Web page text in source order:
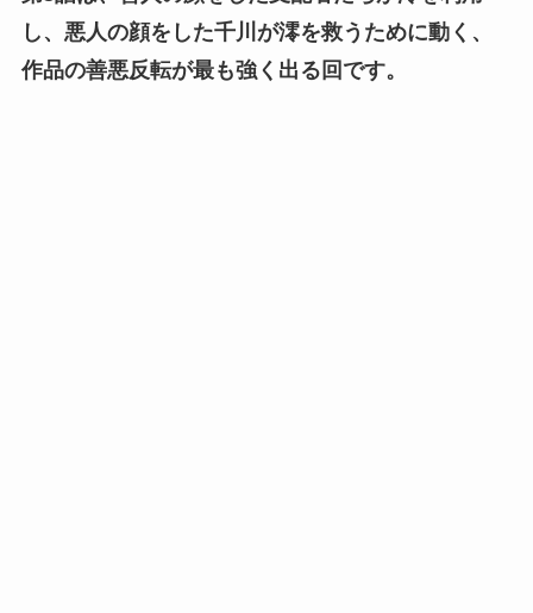
し、悪人の顔をした千川が澪を救うために動く、
作品の善悪反転が最も強く出る回です。